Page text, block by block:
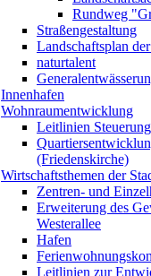
Rundweg
Straßengestaltung
Landschaftsplan
naturtalent
Innenhafen
Wohnraumentwicklung
Leitlinien
(Friedenskirche)
Wirtschaftsthemen der
Zentren- und
Erweiterung des
Westerallee
Hafen
Leitlinien zur